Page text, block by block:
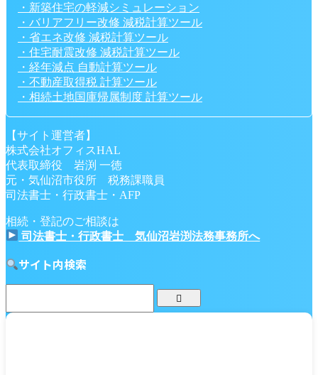
・新築住宅の軽減シミュレーション
・バリアフリー改修 減税計算ツール
・省エネ改修 減税計算ツール
・住宅耐震改修 減税計算ツール
・経年減点 自動計算ツール
・不動産取得税 計算ツール
・相続土地国庫帰属制度 計算ツール
【サイト運営者】
株式会社オフィスHAL
代表取締役 岩渕 一徳
元・気仙沼市役所 税務課職員
司法書士・行政書士・AFP
相続・登記のご相談は
司法書士・行政書士 気仙沼岩渕法務事務所へ
サイト内検索